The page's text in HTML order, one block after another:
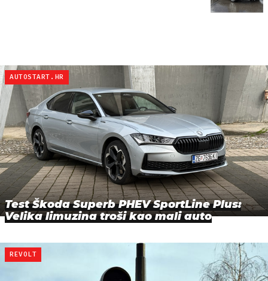
AUTOSTART.HR
Test Škoda Superb PHEV SportLine Plus:
Velika limuzina troši kao mali auto
REVOLT